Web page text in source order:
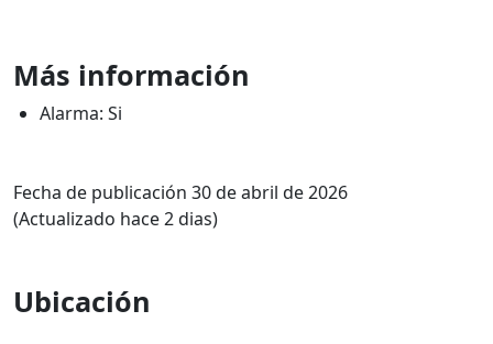
Más información
Alarma: Si
Fecha de publicación 30 de abril de 2026
(Actualizado hace 2 dias)
Ubicación